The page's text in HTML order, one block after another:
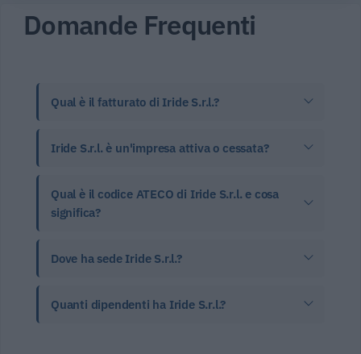
Domande Frequenti
Qual è il fatturato di Iride S.r.l.?
Iride S.r.l. è un'impresa attiva o cessata?
Qual è il codice ATECO di Iride S.r.l. e cosa
significa?
Dove ha sede Iride S.r.l.?
Quanti dipendenti ha Iride S.r.l.?